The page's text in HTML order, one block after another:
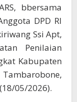
bbersama
DPD RI
Ssi Apt,
Penilaian
Kabupaten
05/2026).